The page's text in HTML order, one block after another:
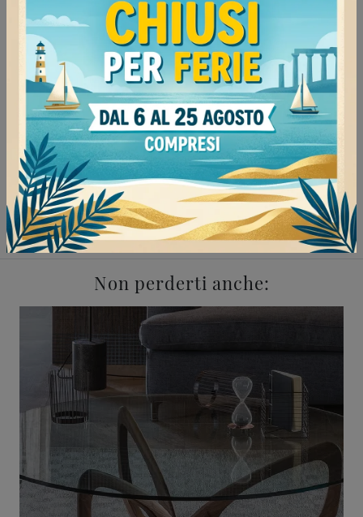
Negozio di tavolini a Mede
Negozio di tavolini a Voghera
Negozio di tavolini a Vigevano
Negozio di tavolini a Stradella
Complementi Cattelan Italia Mede
Complementi Cattelan Italia Voghera
Complementi Cattelan Italia Vigevano
Complementi Cattelan Italia Stradella
Non perderti anche: